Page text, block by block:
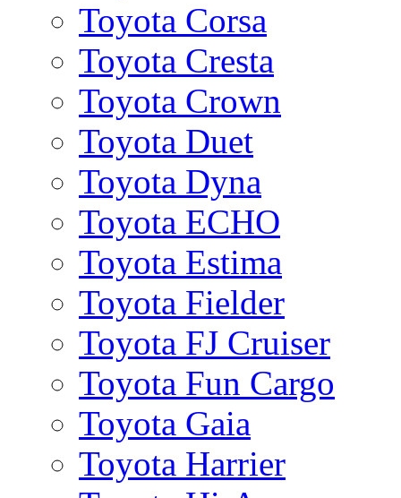
Toyota Corsa
Toyota Cresta
Toyota Crown
Toyota Duet
Toyota Dyna
Toyota ECHO
Toyota Estima
Toyota Fielder
Toyota FJ Cruiser
Toyota Fun Cargo
Toyota Gaia
Toyota Harrier